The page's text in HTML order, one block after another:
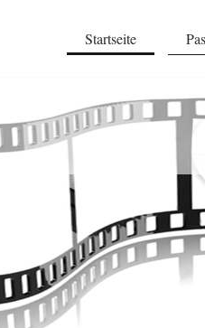
Startseite